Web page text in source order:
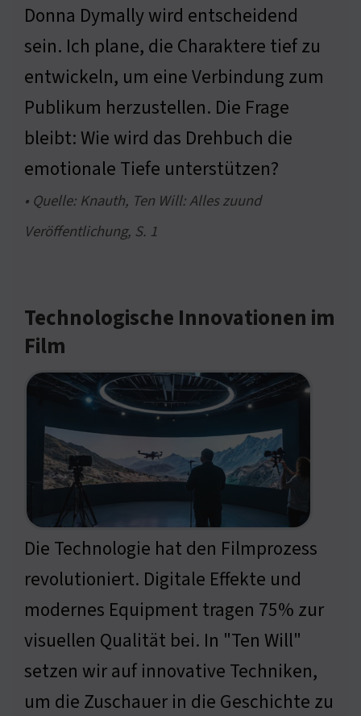
Donna Dymally wird entscheidend
sein. Ich plane, die Charaktere tief zu
entwickeln, um eine Verbindung zum
Publikum herzustellen. Die Frage
bleibt: Wie wird das Drehbuch die
emotionale Tiefe unterstützen?
• Quelle: Knauth, Ten Will: Alles zuund
Veröffentlichung, S. 1
Technologische Innovationen im
Film
Die Technologie hat den Filmprozess
revolutioniert. Digitale Effekte und
modernes Equipment tragen 75% zur
visuellen Qualität bei. In "Ten Will"
setzen wir auf innovative Techniken,
um die Zuschauer in die Geschichte zu